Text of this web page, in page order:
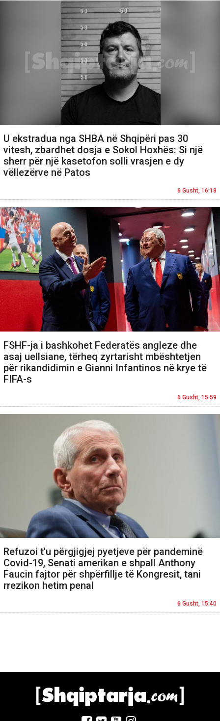
U ekstradua nga SHBA në Shqipëri pas 30
vitesh, zbardhet dosja e Sokol Hoxhës: Si një
sherr për një kasetofon solli vrasjen e dy
vëllezërve në Patos
6 Gusht, 16:18
FSHF-ja i bashkohet Federatës angleze dhe
asaj uellsiane, tërheq zyrtarisht mbështetjen
për rikandidimin e Gianni Infantinos në krye të
FIFA-s
6 Gusht, 15:59
Refuzoi t'u përgjigjej pyetjeve për pandeminë
Covid-19, Senati amerikan e shpall Anthony
Faucin fajtor për shpërfillje të Kongresit, tani
rrezikon hetim penal
6 Gusht, 15:40